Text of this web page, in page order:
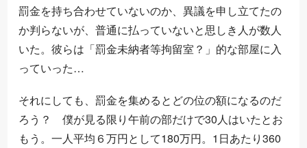
罰金を持ち合わせていないのか、異議を申し立てたの
か判らないが、普通に払っていないと思しき人が数人
いた。彼らは「罰金未納者等拘留室？」的な部屋に入
っていった…
それにしても、罰金を集めるとどの位の額になるのだ
ろう？ 僕が見る限り午前の部だけで30人はいたとお
もう。一人平均６万円として180万円。1日あたり360